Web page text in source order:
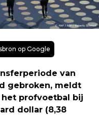
op Google
van
gebroken, meldt
profvoetbal bij
dollar (8,38